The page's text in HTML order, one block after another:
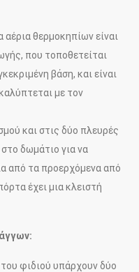
αέρια θερμοκηπίων είναι
που τοποθετείται
βάση, και είναι
με τον
και στις δύο πλευρές
δωμάτιο για να
από τα προερχόμενα από
έχει μια κλειστή
φιδιού υπάρχουν δύο